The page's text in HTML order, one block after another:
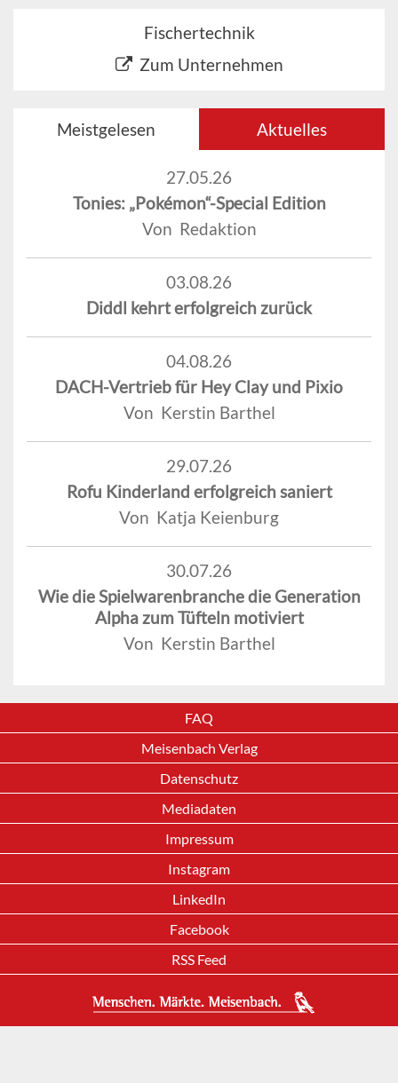
Fischertechnik
Zum Unternehmen
Meistgelesen Aktuelles
27.05.26
Tonies: „Pokémon“-Special Edition
Von Redaktion
03.08.26
Diddl kehrt erfolgreich zurück
04.08.26
DACH-Vertrieb für Hey Clay und Pixio
Von Kerstin Barthel
29.07.26
Rofu Kinderland erfolgreich saniert
Von Katja Keienburg
30.07.26
Wie die Spielwarenbranche die Generation
Alpha zum Tüfteln motiviert
Von Kerstin Barthel
FAQ
Meisenbach Verlag
Datenschutz
Mediadaten
Impressum
Instagram
LinkedIn
Facebook
RSS Feed